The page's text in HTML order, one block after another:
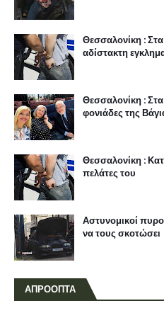
Θεσσαλονίκη :
αδίστακτη
Θεσσαλονίκη : Στα
φονιάδες της
Θεσσαλονίκη :
πελάτες του
Αστυνομικοί
να τους σκοτώσει
ΑΠΡΟΟΠΤΑ